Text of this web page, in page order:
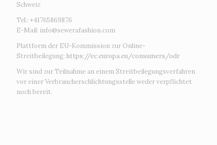
Schweiz
Tel.: +41765869876
E-Mail: info@sewerafashion.com
Plattform der EU-Kommission zur Online-
Streitbeilegung: https://ec.europa.eu/consumers/odr
Wir sind zur Teilnahme an einem Streitbeilegungsverfahren
vor einer Verbraucherschlichtungsstelle weder verpflichtet
noch bereit.